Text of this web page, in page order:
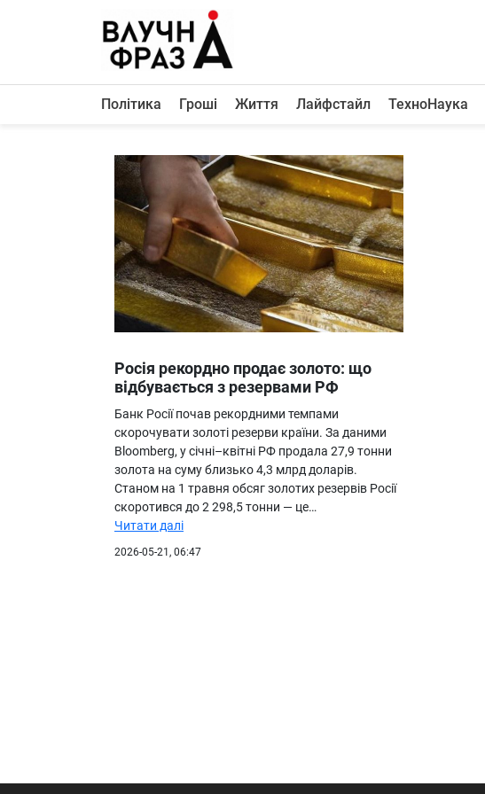
Політика
Життя
Лайфстайл
ТехноНаука
Людина
Корисності
Про нас
Політика Гроші Життя Лайфстайл ТехноНаука
Росія рекордно продає золото: що
відбувається з резервами РФ
Банк Росії почав рекордними темпами
скорочувати золоті резерви країни. За даними
Bloomberg, у січні–квітні РФ продала 27,9 тонни
золота на суму близько 4,3 млрд доларів.
Станом на 1 травня обсяг золотих резервів Росії
скоротився до 2 298,5 тонни — це…
Читати далі
2026-05-21, 06:47